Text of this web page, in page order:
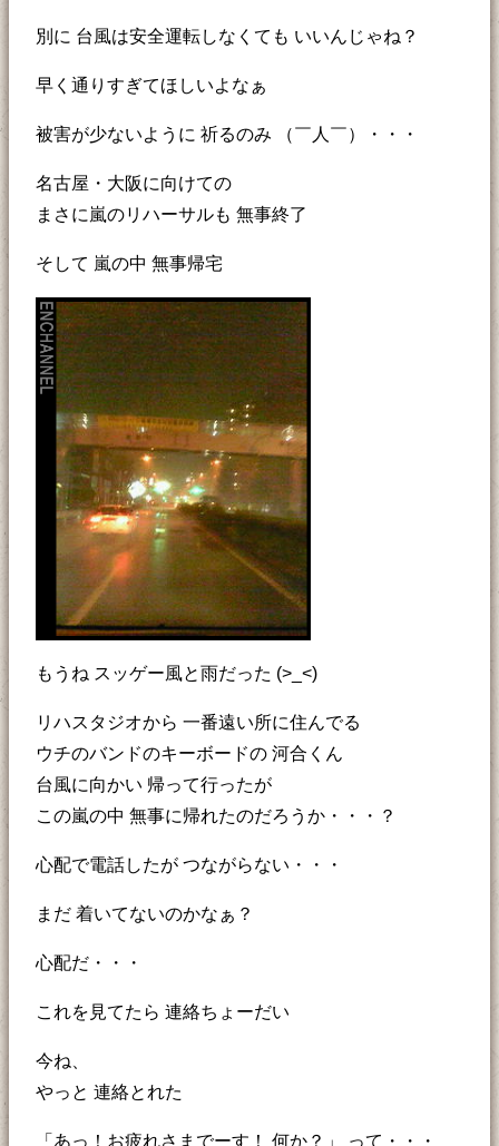
別に 台風は安全運転しなくても いいんじゃね？
早く通りすぎてほしいよなぁ
被害が少ないように 祈るのみ （￣人￣）・・・
名古屋・大阪に向けての
まさに嵐のリハーサルも 無事終了
そして 嵐の中 無事帰宅
もうね スッゲー風と雨だった (>_<)
リハスタジオから 一番遠い所に住んでる
ウチのバンドのキーボードの 河合くん
台風に向かい 帰って行ったが
この嵐の中 無事に帰れたのだろうか・・・？
心配で電話したが つながらない・・・
まだ 着いてないのかなぁ？
心配だ・・・
これを見てたら 連絡ちょーだい
今ね、
やっと 連絡とれた
「あっ！お疲れさまでーす！ 何か？」 って・・・